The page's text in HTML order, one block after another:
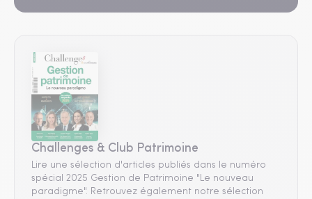
Challenges & Club Patrimoine
Lire une sélection d'articles publiés dans le numéro
spécial 2025 Gestion de Patrimoine "Le nouveau
paradigme". Retrouvez également notre sélection